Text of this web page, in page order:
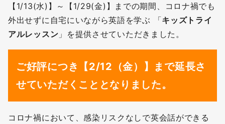
【1/13(水)】～【1/29(金)】までの期間、コロナ禍でも
外出せずに自宅にいながら英語を学ぶ 「キッズトライ
アルレッスン 」を提供させていただきました。
ご好評につき【2/12（金）】まで延長さ
せていただくこととなりました。
コロナ禍において、感染リスクなしで英会話ができる